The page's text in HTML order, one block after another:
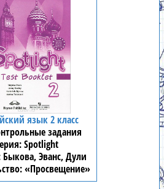
язык 2 класс
задания
Spotlight
Быкова, Эванс, Дули
«Просвещение»